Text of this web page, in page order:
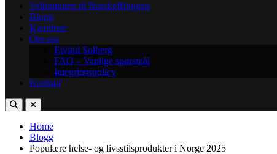
Velkommen til NorskeBloggen
Blogg
Kjendiser
Om oss
Eivind Solberg
FAQ – Vanlige spørsmål
Integritetspolicy
Kontakt
Home
Blogg
Populære helse- og livsstilsprodukter i Norge 2025